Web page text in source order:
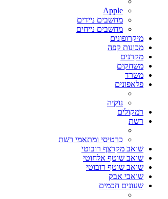
Apple
מחשבים ניידים
מחשבים נייחים
מיקרופונים
מכונות קפה
מקרנים
משחקים
משרד
פלאפונים
נוקיה
רמקולים
רשת
כרטיסי ומתאמי רשת
שואב מקרצף רובוטי
שואב שוטף אלחוטי
שואב שוטף רובוטי
שואבי אבק
שעונים חכמים